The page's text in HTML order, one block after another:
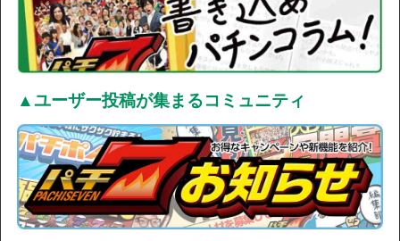
▲ユーザー投稿が集まるコミュニティ